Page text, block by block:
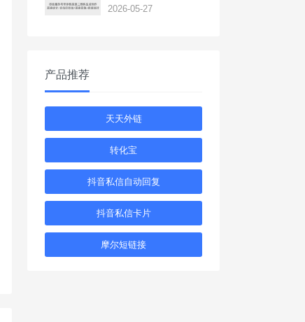
生成？
2026-05-27
产品推荐
天天外链
转化宝
抖音私信自动回复
抖音私信卡片
摩尔短链接